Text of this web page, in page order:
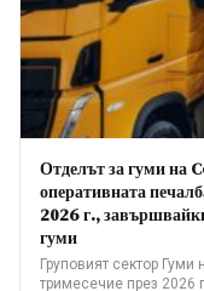
Отделът за гуми на
оперативната
2026 г.,
гуми
Груповият сектор
тримесечие през 2026